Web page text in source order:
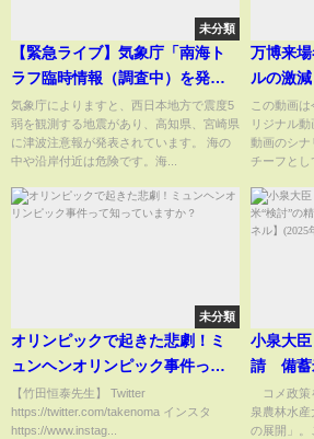
未分類
【緊急ライブ】気象庁「南海ト
ラフ臨時情報（調査中）を発
表」西日本地方で震度5弱 高知
県、宮崎県に津波注意報
──（日テレNEWS LIVE）
気象庁によりますと、西日本地方で震度5
弱を観測する地震があり、高知県、宮崎県
に津波注意報が発表されています。 海の
中や沿岸付近は危険です。海...
万博来
ルの激
レ】【
この動画
リジナル
動画のシ
チーフとし
未分類
オリンピックで起きた悲劇！ミ
ュンヘンオリンピック事件って
知っていますか？
【竹田恒泰先生】 Twitter
https://twitter.com/takenoma インスタ
https://www.instag...
小泉大
請 備蓄
は？【
(2025年
コメ政策
泉農林水
の展開」。